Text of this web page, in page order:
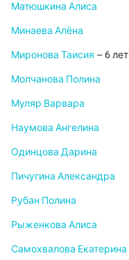
Матюшкина Алиса
Минаева Алёна
Миронова Таисия – 6 лет
Молчанова Полина
Муляр Варвара
Наумова Ангелина
Одинцова Дарина
Пичугина Александра
Рубан Полина
Рыженкова Алиса
Самохвалова Екатерина